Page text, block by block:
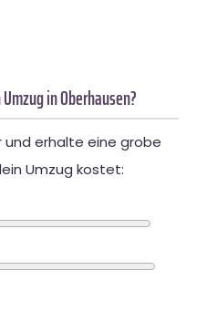
in Oberhausen?
und erhalte eine grobe
Umzug kostet: